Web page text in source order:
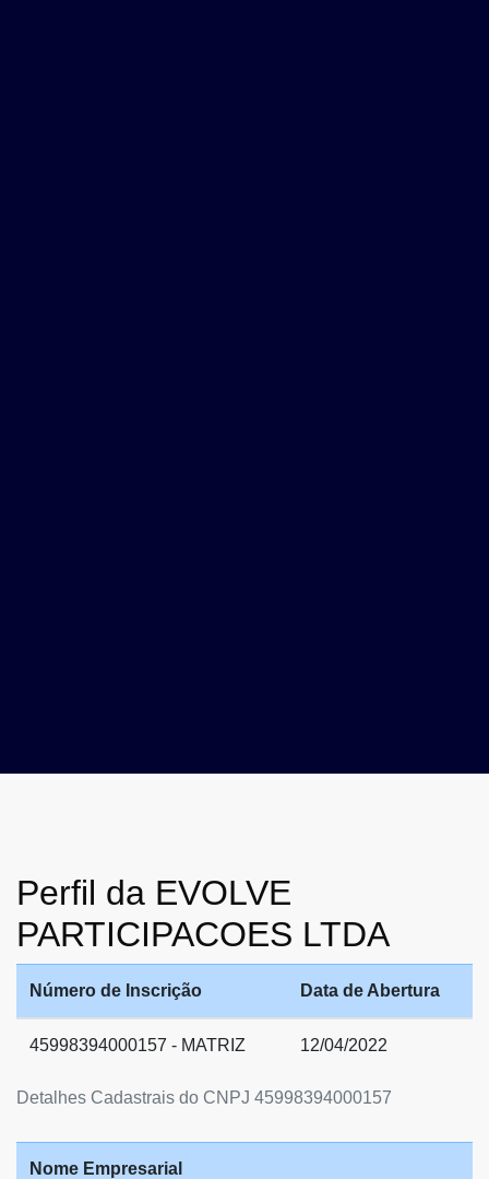
Perfil da EVOLVE
PARTICIPACOES LTDA
Detalhes Cadastrais do CNPJ 45998394000157
Número de Inscrição Data de Abertura
45998394000157 - MATRIZ 12/04/2022
Nome Empresarial